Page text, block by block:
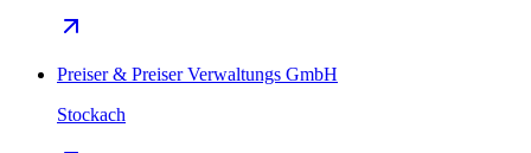
Preiser & Preiser Verwaltungs GmbH
Stockach